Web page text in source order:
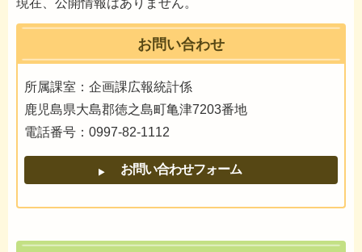
お問い合わせ
所属課室：企画課広報統計係
鹿児島県大島郡徳之島町亀津7203番地
電話番号：0997-82-1112